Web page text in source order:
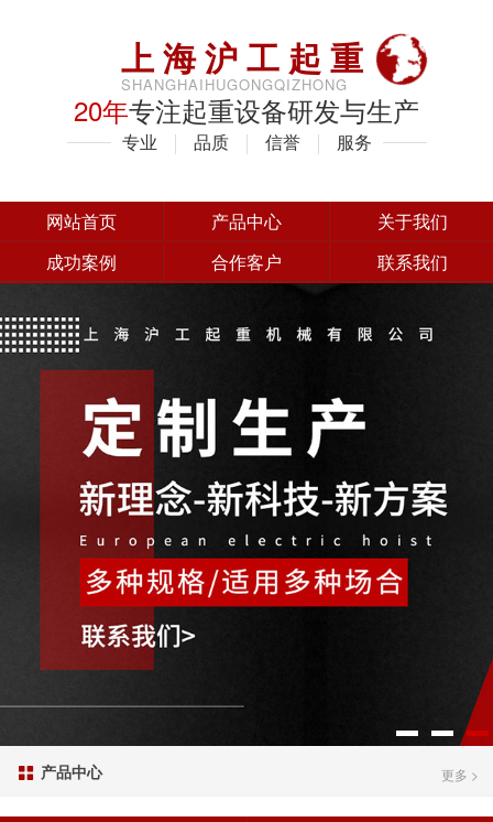
上海沪工起重
SHANGHAIHUGONGQIZHONG
20年专注起重设备研发与生产
专业 品质 信誉 服务
网站首页 产品中心
关于我们
成功案例
合作客户 联系我们
 产品中心 更多 >